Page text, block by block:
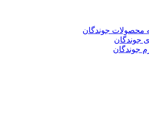
محصولات جوندگان
جوندگان
جوندگان